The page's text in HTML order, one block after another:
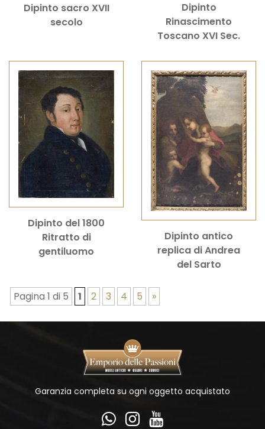
Dipinto sacro XVII
secolo
Dipinto
Rinascimento
Toscano XVI Sec.
Dipinto del 1800
Ritratto di
gentiluomo
Dipinto antico
replica di Andrea
del Sarto
Pagina 1 di 5 1 2 3 4 5 »
Garanzia completa su ogni oggetto acquistato